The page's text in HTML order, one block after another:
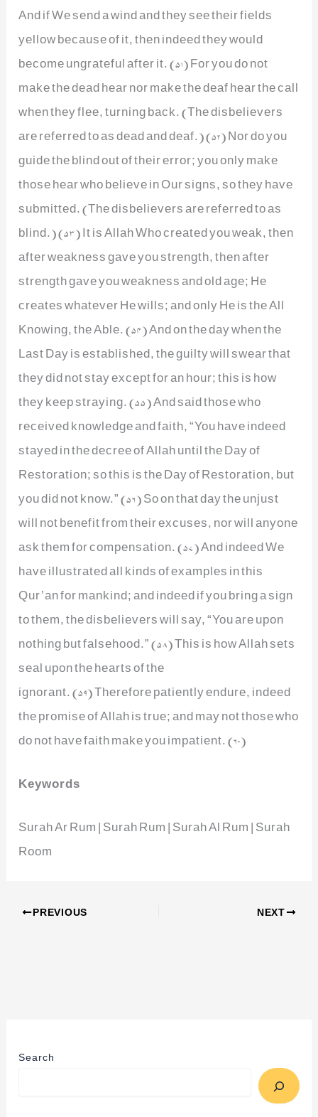
And if We send a wind and they see their fields
yellow because of it, then indeed they would
become ungrateful after it. (51) For you do not
make the dead hear nor make the deaf hear the call
when they flee, turning back. (The disbelievers
are referred to as dead and deaf.) (52) Nor do you
guide the blind out of their error; you only make
those hear who believe in Our signs, so they have
submitted. (The disbelievers are referred to as
blind.) (53) It is Allah Who created you weak, then
after weakness gave you strength, then after
strength gave you weakness and old age; He
creates whatever He wills; and only He is the All
Knowing, the Able. (54) And on the day when the
Last Day is established, the guilty will swear that
they did not stay except for an hour; this is how
they keep straying. (55) And said those who
received knowledge and faith, “You have indeed
stayed in the decree of Allah until the Day of
Restoration; so this is the Day of Restoration, but
you did not know.” (56) So on that day the unjust
will not benefit from their excuses, nor will anyone
ask them for compensation. (57) And indeed We
have illustrated all kinds of examples in this
Qur’an for mankind; and indeed if you bring a sign
to them, the disbelievers will say, “You are upon
nothing but falsehood.” (58) This is how Allah sets
seal upon the hearts of the
ignorant. (59) Therefore patiently endure, indeed
the promise of Allah is true; and may not those who
do not have faith make you impatient. (60)
Keywords
Surah Ar Rum | Surah Rum | Surah Al Rum | Surah
Room
PREVIOUS NEXT
Search